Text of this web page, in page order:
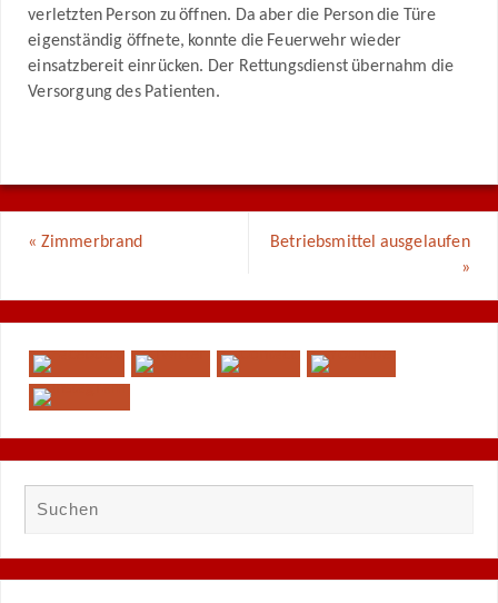
verletzten Person zu öffnen. Da aber die Person die Türe
eigenständig öffnete, konnte die Feuerwehr wieder
einsatzbereit einrücken. Der Rettungsdienst übernahm die
Versorgung des Patienten.
« Zimmerbrand
Betriebsmittel ausgelaufen
»